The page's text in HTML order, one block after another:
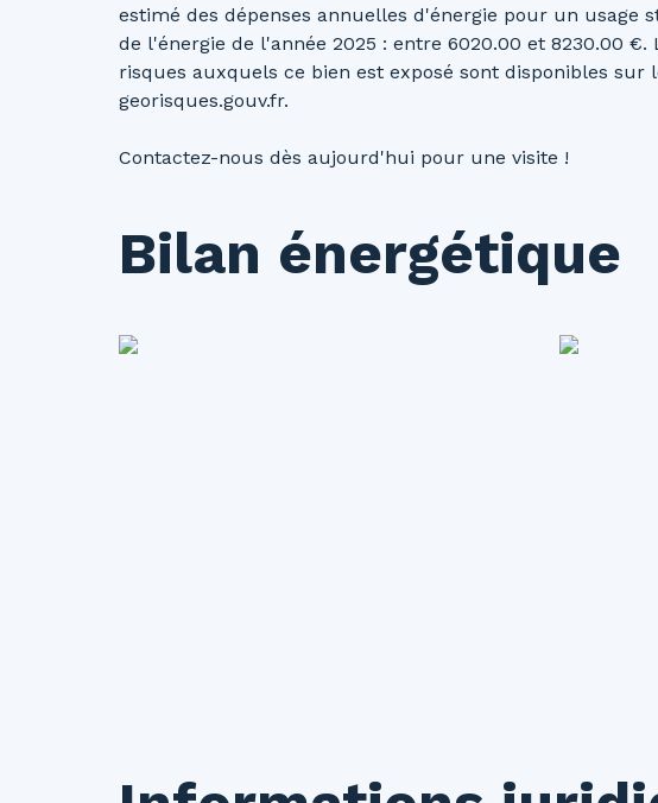
estimé des dépenses annuelles d'énergie pour un usage
de l'énergie de l'année 2025 : entre 6020.00 et 8230.00
risques auxquels ce bien est exposé sont disponibles sur
georisques.gouv.fr.
Contactez-nous dès aujourd'hui pour une visite !
Bilan énergétique